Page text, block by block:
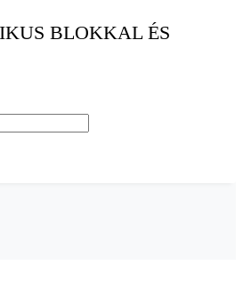
BLOKKAL ÉS